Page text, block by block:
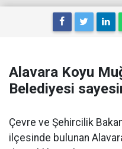
Alavara Koyu
Belediyesi
Çevre ve Şehircilik
ilçesinde bulunan